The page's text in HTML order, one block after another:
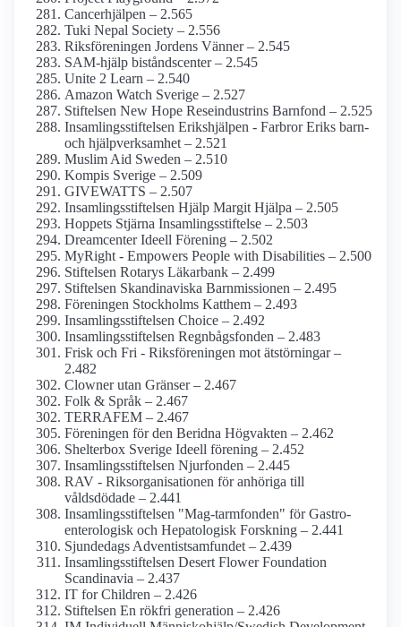
Cancerhjälpen – 2.565
Tuki Nepal Society – 2.556
Riksföreningen Jordens Vänner – 2.545
SAM-hjälp biståndscenter – 2.545
Unite 2 Learn – 2.540
Amazon Watch Sverige – 2.527
Stiftelsen New Hope Rese­industrins Barnfond – 2.525
Insamlings­stiftelsen Erikshjälpen - Farbror Eriks barn-
och hjälpverksamhet – 2.521
Muslim Aid Sweden – 2.510
Kompis Sverige – 2.509
GIVEWATTS – 2.507
Insamlings­stiftelsen Hjälp Margit Hjälpa – 2.505
Hoppets Stjärna Insamlings­stiftelse – 2.503
Dreamcenter Ideell Förening – 2.502
MyRight - Empowers People with Disabilities – 2.500
Stiftelsen Rotarys Läkarbank – 2.499
Stiftelsen Skandinaviska Barnmissionen – 2.495
Föreningen Stockholms Katthem – 2.493
Insamlings­stiftelsen Choice – 2.492
Insamlings­stiftelsen Regnbågs­fonden – 2.483
Frisk och Fri - Riksföreningen mot ätstörningar –
2.482
Clowner utan Gränser – 2.467
Folk & Språk – 2.467
TERRAFEM – 2.467
Föreningen för den Beridna Högvakten – 2.462
Shelterbox Sverige Ideell förening – 2.452
Insamlings­stiftelsen Njurfonden – 2.445
RAV - Riksorganisationen för anhöriga till
våldsdödade – 2.441
Insamlings­stiftelsen "Mag-tarmfonden" för Gastro­
enterologisk och Hepatologisk Forskning – 2.441
Sjundedags Adventist­samfundet – 2.439
Insamlings­stiftelsen Desert Flower Foundation
Scandinavia – 2.437
IT for Children – 2.426
Stiftelsen En rökfri generation – 2.426